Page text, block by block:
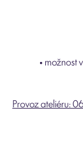
• možnost
Provoz ateliéru: